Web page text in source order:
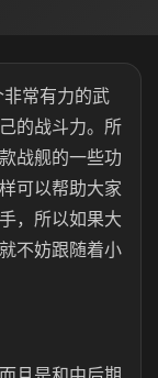
常有力的武
的战斗力。所
战舰的一些功
可以帮助大家
，所以如果大
不妨跟随着小